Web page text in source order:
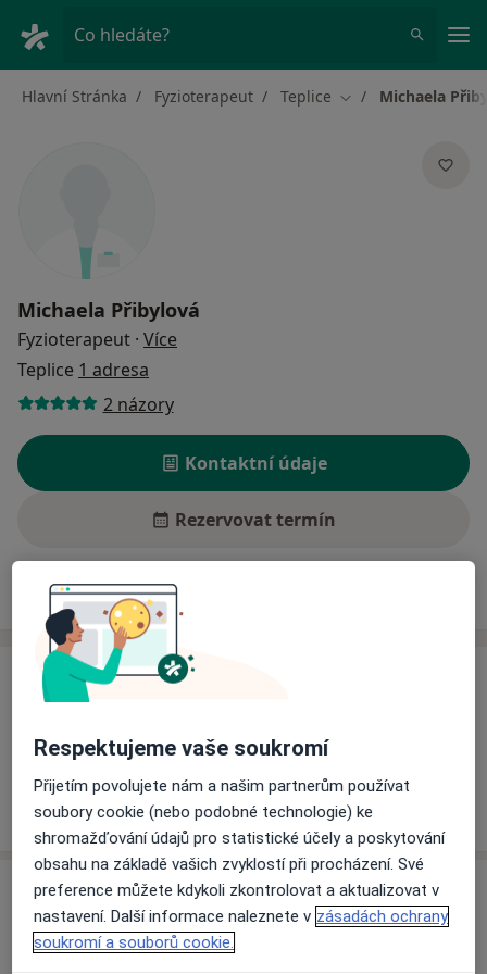
Co hledáte?
Hlavní Stránka Fyzioterapeut Teplice Změna města
Michaela
Michaela Přibylová
Fyzioterapeut · Více
Teplice 1 adresa
2 názory
Kontaktní údaje
Rezervovat termín
Ceník Adresy
Ceník
Tento specialista ještě nepřidával žádné informace o
svých službách.
Adresa
Ordinace
Respektujeme vaše soukromí
Přijetím povolujete nám a našim partnerům používat
soubory cookie (nebo podobné technologie) ke
shromažďování údajů pro statistické účely a poskytování
obsahu na základě vašich zvyklostí při procházení. Své
preference můžete kdykoli zkontrolovat a aktualizovat v
nastavení. Další informace naleznete v zásadách ochrany
soukromí a souborů cookie.